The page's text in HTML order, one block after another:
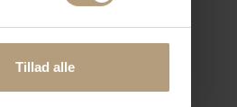
du har givet
Tillad alle